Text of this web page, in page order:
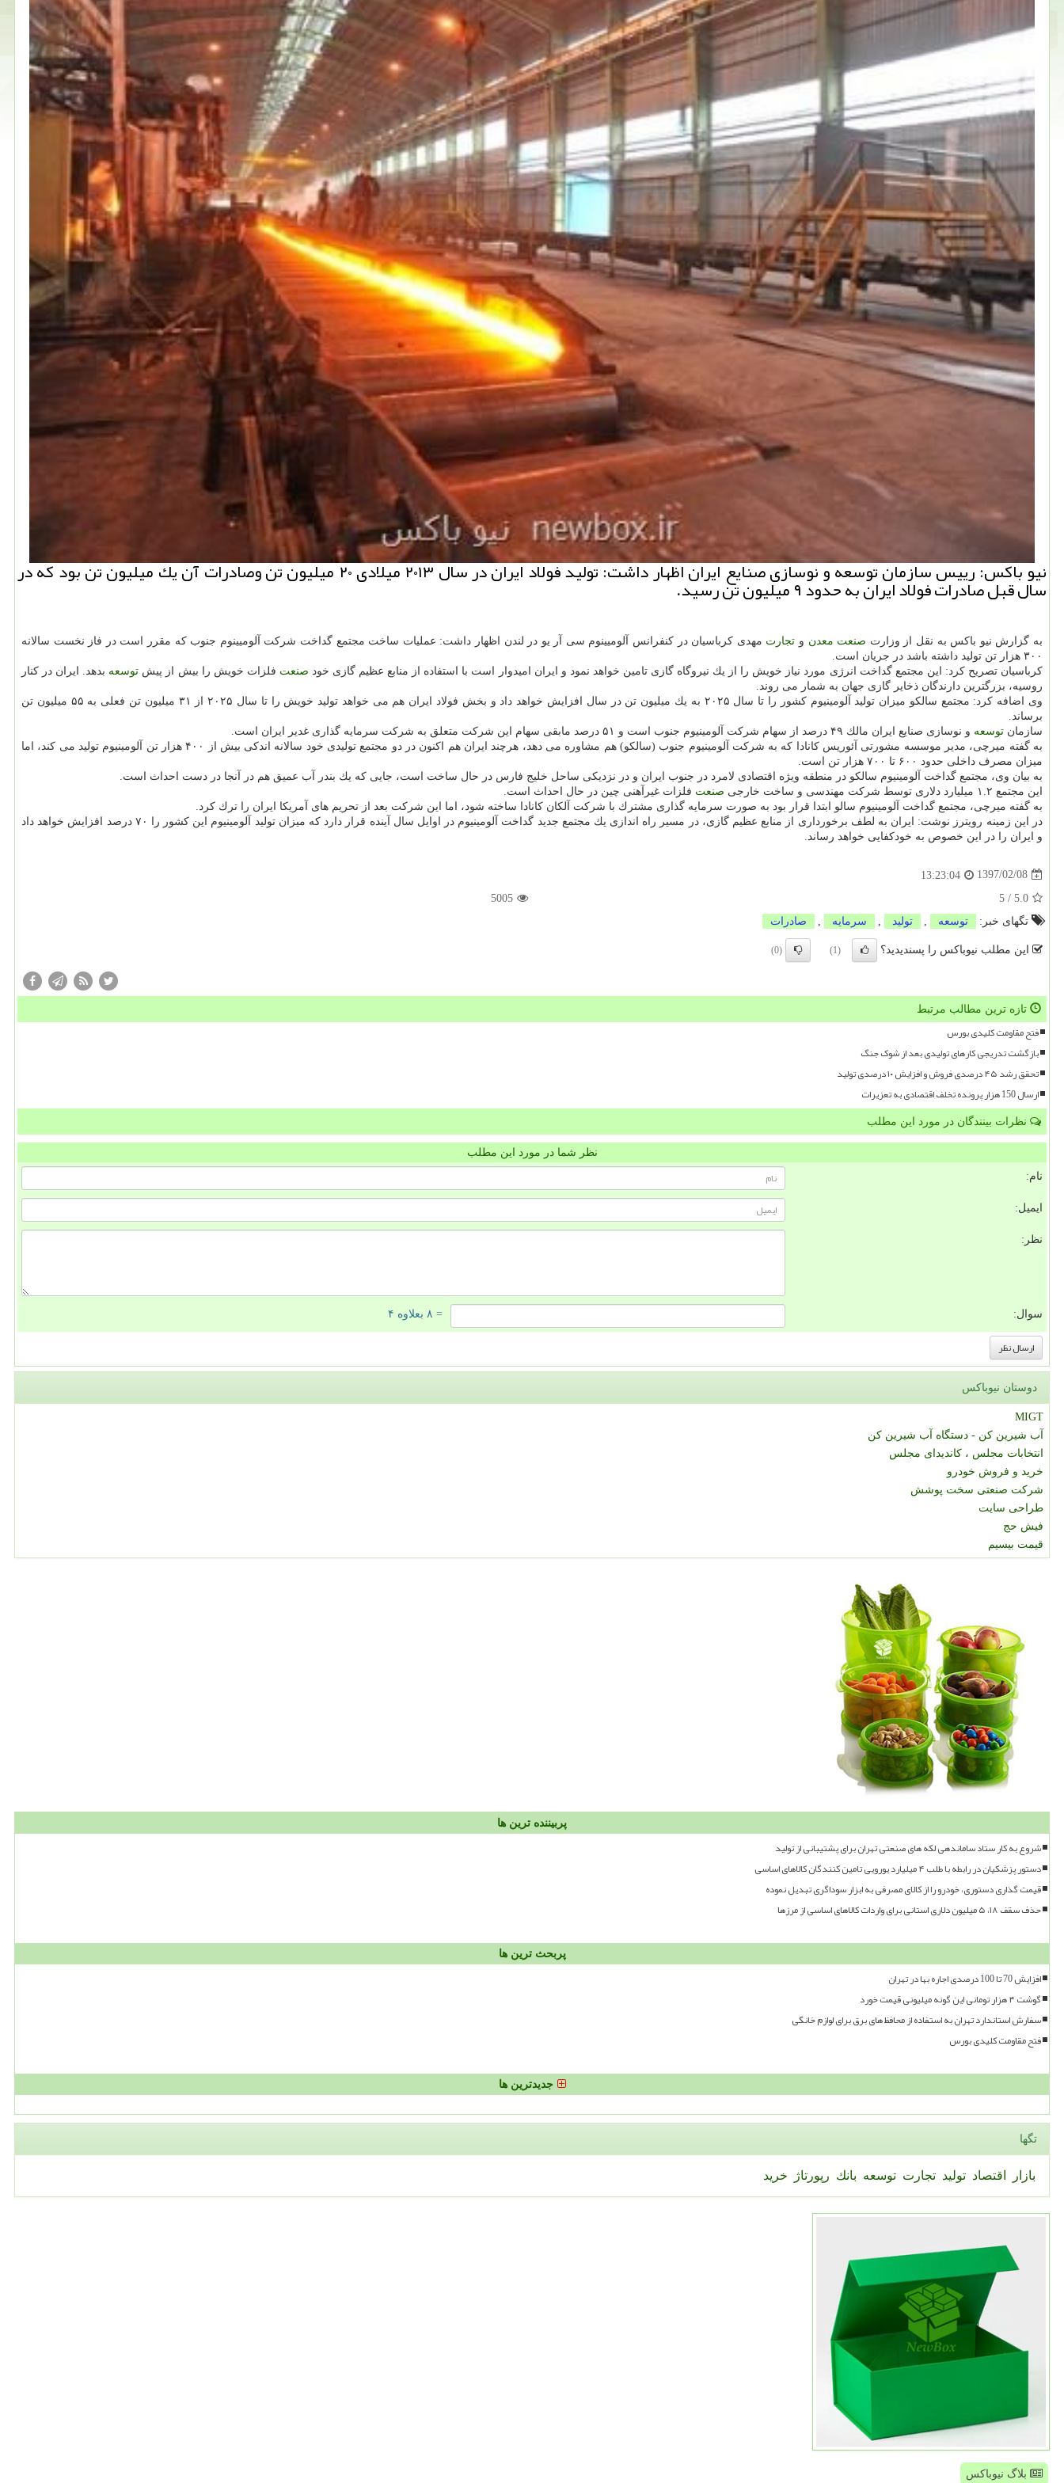
نیو باكس: رییس سازمان توسعه و نوسازی صنایع ایران اظهار داشت: تولید فولاد ایران در سال ۲۰۱۳ میلادی ۲۰ میلیون تن وصادرات آن یك میلیون تن بود كه در
سال قبل صادرات فولاد ایران به حدود ۹ میلیون تن رسید.
به گزارش نیو باكس به نقل از وزارت صنعت معدن و تجارت مهدی كرباسیان در كنفرانس آلومیینوم سی آر یو در لندن اظهار داشت: عملیات ساخت مجتمع گداخت شركت آلومیینوم جنوب كه مقرر است در فاز نخست سالانه
۳۰۰ هزار تن تولید داشته باشد در جریان است.
كرباسیان تصریح كرد: این مجتمع گداخت انرژی مورد نیاز خویش را از یك نیروگاه گازی تامین خواهد نمود و ایران امیدوار است با استفاده از منابع عظیم گازی خود صنعت فلزات خویش را بیش از پیش توسعه بدهد. ایران در كنار
روسیه، بزرگترین دارندگان ذخایر گازی جهان به شمار می روند.
وی اضافه كرد: مجتمع سالكو میزان تولید آلومینیوم كشور را تا سال ۲۰۲۵ به یك میلیون تن در سال افزایش خواهد داد و بخش فولاد ایران هم می خواهد تولید خویش را تا سال ۲۰۲۵ از ۳۱ میلیون تن فعلی به ۵۵ میلیون تن
برساند.
سازمان توسعه و نوسازی صنایع ایران مالك ۴۹ درصد از سهام شركت آلومینیوم جنوب است و ۵۱ درصد مابقی سهام این شركت متعلق به شركت سرمایه گذاری غدیر ایران است.
به گفته میرچی، مدیر موسسه مشورتی آئوریس كانادا كه به شركت آلومینیوم جنوب (سالكو) هم مشاوره می دهد، هرچند ایران هم اكنون در دو مجتمع تولیدی خود سالانه اندكی بیش از ۴۰۰ هزار تن آلومینیوم تولید می كند، اما
میزان مصرف داخلی حدود ۶۰۰ تا ۷۰۰ هزار تن است.
به بیان وی، مجتمع گداخت آلومینیوم سالكو در منطقه ویژه اقتصادی لامرد در جنوب ایران و در نزدیكی ساحل خلیج فارس در حال ساخت است، جایی كه یك بندر آب عمیق هم در آنجا در دست احداث است.
این مجتمع ۱.۲ میلیارد دلاری توسط شركت مهندسی و ساخت خارجی
صنعت فلزات غیرآهنی چین در حال احداث است.
به گفته میرچی، مجتمع گداخت آلومینیوم سالو ابتدا قرار بود به صورت سرمایه گذاری مشترك با شركت آلكان كانادا ساخته شود، اما این شركت بعد از تحریم های آمریكا ایران را ترك كرد.
در این زمینه رویترز نوشت: ایران به لطف برخورداری از منابع عظیم گازی، در مسیر راه اندازی یك مجتمع جدید گداخت آلومینیوم در اوایل سال آینده قرار دارد كه میزان تولید آلومینیوم این كشور را ۷۰ درصد افزایش خواهد داد
و ایران را در این خصوص به خودكفایی خواهد رساند.
1397/02/08
13:23:04
5.0
/
5
5005
تگهای خبر:
توسعه تولید سرمایه صادرات
این مطلب نیوباکس را پسندیدید؟ (1)
(0)
تازه ترین مطالب مرتبط
فتح مقاومت کلیدی بورس
بازگشت تدریجی کارهای تولیدی بعد از شوک جنگ
تحقق رشد ۴۵ درصدی فروش و افزایش ۱۰ درصدی تولید
ارسال 150 هزار پرونده تخلف اقتصادی به تعزیرات
نظرات بینندگان در مورد این مطلب
نظر شما در مورد این مطلب
نام:
ایمیل:
نظر:
سوال: = ۸ بعلاوه ۴
دوستان نیوباکس
MIGT
آب شیرین کن - دستگاه آب شیرین کن
انتخابات مجلس ، کاندیدای مجلس
خرید و فروش خودرو
شرکت صنعتی سخت پوشش
طراحی سایت
فیش حج
قیمت بیسیم
پربیننده ترین ها
شروع به کار ستاد ساماندهی لکه های صنعتی تهران برای پشتیبانی از تولید
دستور پزشکیان در رابطه با طلب ۴ میلیارد یورویی تامین کنندگان کالاهای اساسی
قیمت گذاری دستوری، خودرو را از کالای مصرفی به ابزار سوداگری تبدیل نموده
حذف سقف ۱۸، ۵ میلیون دلاری استانی برای واردات کالاهای اساسی از مرزها
پربحث ترین ها
افزایش 70 تا 100 درصدی اجاره بها در تهران
گوشت ۴ هزار تومانی این گونه میلیونی قیمت خورد
سفارش استاندارد تهران به استفاده از محافظ های برق برای لوازم خانگی
فتح مقاومت کلیدی بورس
جدیدترین ها
تگها
بازار اقتصاد تولید تجارت توسعه بانك رپورتاژ خرید
بلاگ نیوباکس